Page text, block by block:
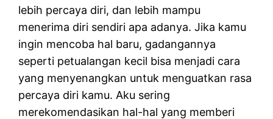
lebih percaya diri, dan lebih mampu
menerima diri sendiri apa adanya. Jika kamu
ingin mencoba hal baru, gadangannya
seperti petualangan kecil bisa menjadi cara
yang menyenangkan untuk menguatkan rasa
percaya diri kamu. Aku sering
merekomendasikan hal-hal yang memberi